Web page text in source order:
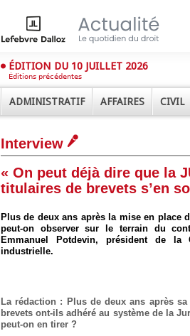
ÉDITION DU 10 JUILLET 2026
Éditions précédentes
ADMINISTRATIF AFFAIRES CIVIL
Interview
« On peut déjà dire que la
titulaires de brevets s’en
Plus de deux ans après la mise en
peut-on observer sur le terrain du
Emmanuel Potdevin, président de la
industrielle.
La rédaction : Plus de deux ans après
brevets ont-ils adhéré au système de la
peut-on en tirer ?